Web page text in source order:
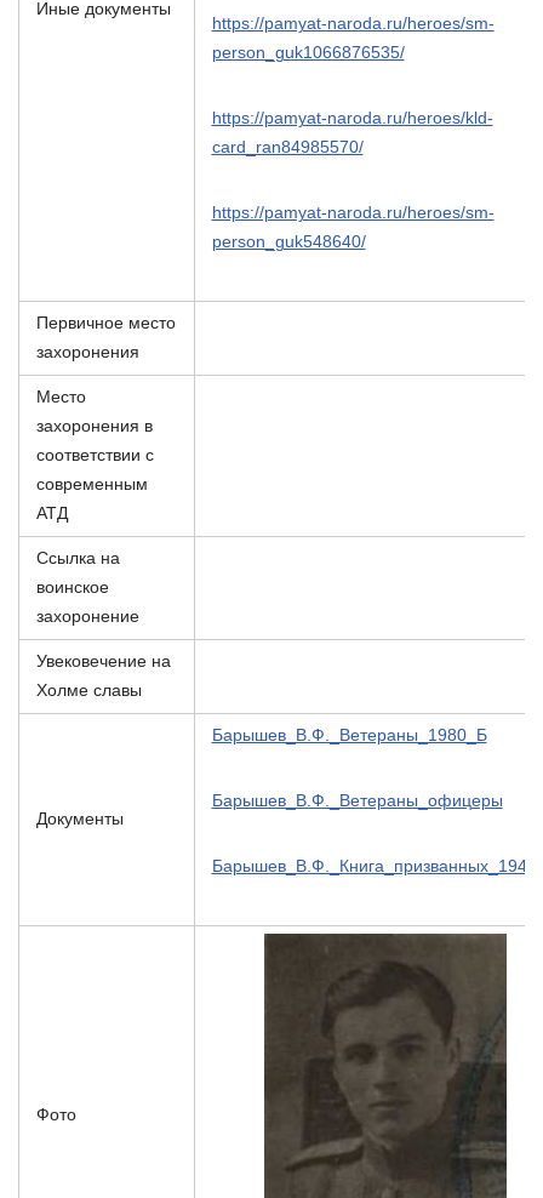
Иные документы
https://pamyat-naroda.ru/heroes/sm-
person_guk1066876535/
https://pamyat-naroda.ru/heroes/kld-
card_ran84985570/
https://pamyat-naroda.ru/heroes/sm-
person_guk548640/
Первичное место
захоронения
Место
захоронения в
соответствии с
современным
АТД
Ссылка на
воинское
захоронение
Увековечение на
Холме славы
Документы
Барышев_В.Ф._Ветераны_1980_Б
Барышев_В.Ф._Ветераны_офицеры
Барышев_В.Ф._Книга_призванных_1940
Фото